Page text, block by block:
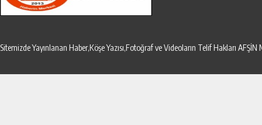
Sitemizde Yayınlanan Haber,Köşe Yazısı,Fotoğraf ve Videoların Telif Hakları